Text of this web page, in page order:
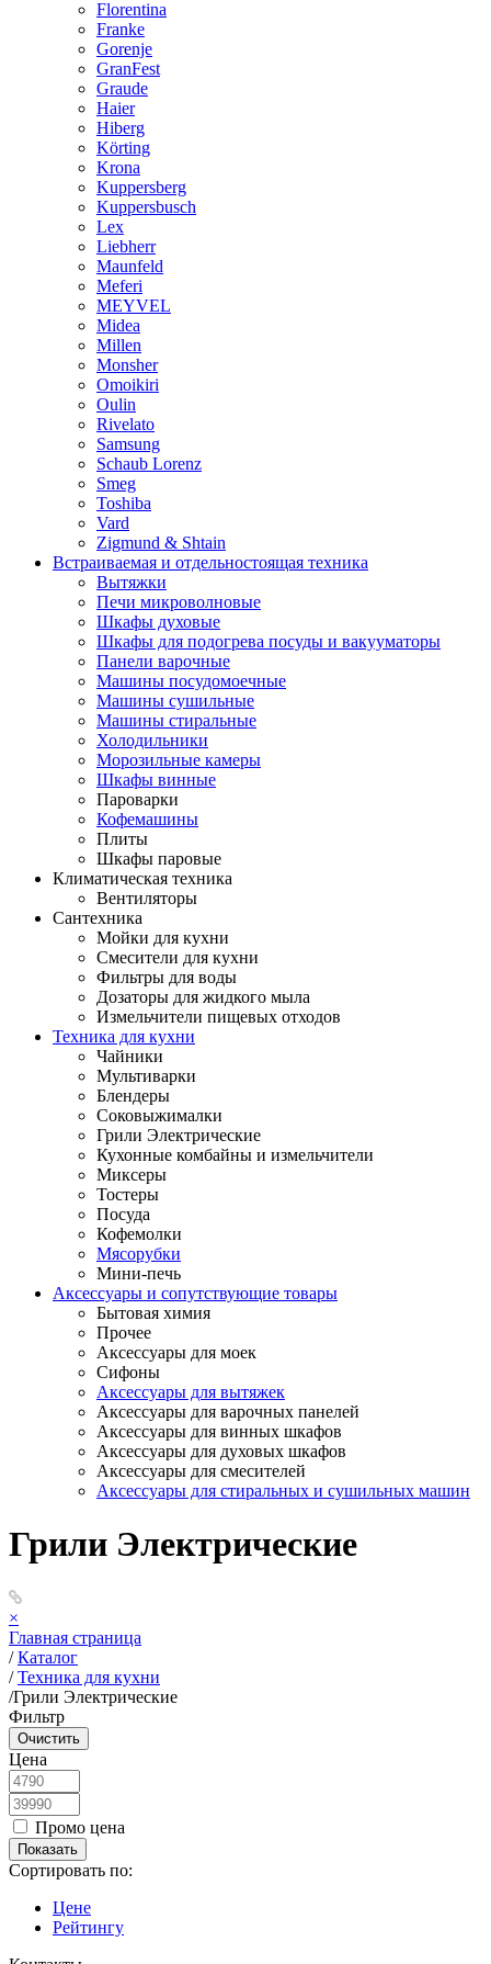
Florentina
Franke
Gorenje
GranFest
Graude
Haier
Hiberg
Körting
Krona
Kuppersberg
Kuppersbusch
Lex
Liebherr
Maunfeld
Meferi
MEYVEL
Midea
Millen
Monsher
Omoikiri
Oulin
Rivelato
Samsung
Schaub Lorenz
Smeg
Toshiba
Vard
Zigmund & Shtain
Встраиваемая и отдельностоящая техника
Вытяжки
Печи микроволновые
Шкафы духовые
Шкафы для подогрева посуды и вакууматоры
Панели варочные
Машины посудомоечные
Машины сушильные
Машины стиральные
Холодильники
Морозильные камеры
Шкафы винные
Пароварки
Кофемашины
Плиты
Шкафы паровые
Климатическая техника
Вентиляторы
Сантехника
Мойки для кухни
Смесители для кухни
Фильтры для воды
Дозаторы для жидкого мыла
Измельчители пищевых отходов
Техника для кухни
Чайники
Мультиварки
Блендеры
Соковыжималки
Грили Электрические
Кухонные комбайны и измельчители
Миксеры
Тостеры
Посуда
Кофемолки
Мясорубки
Мини-печь
Аксессуары и сопутствующие товары
Бытовая химия
Прочее
Аксессуары для моек
Сифоны
Аксессуары для вытяжек
Аксессуары для варочных панелей
Аксессуары для винных шкафов
Аксессуары для духовых шкафов
Аксессуары для смесителей
Аксессуары для стиральных и сушильных машин
Грили Электрические
×
Главная страница
/ Каталог
/ Техника для кухни
/Грили Электрические
Фильтр
Цена
Промо цена
Сортировать по:
Цене
Рейтингу